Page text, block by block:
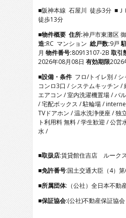
■阪神本線 石屋川 徒歩3分 ■Ｊ
徒歩13分
■物件概要 住所:神戸市東灘区
造:RC マンション 総戸数:9戸
月 物件番号:80913107-2B 取引
2026年08月08日 有効期限2026
■設備・条件 フロ/トイレ別 /
コンロ3口 / システムキッチン /
エアコン / 室内洗濯機置場 / バ
/ 宅配ボックス / 駐輪場 /
TVドアホン / 温水洗浄便座 / 独
ト利用料 無料 / 学生歓迎 / 公営
水 /
■取扱店:賃貸館住吉店 ルーク
■免許番号:国土交通大臣（4）
■所属団体:（公社）全日本不動
■保証協会:(公社)不動産保証協会